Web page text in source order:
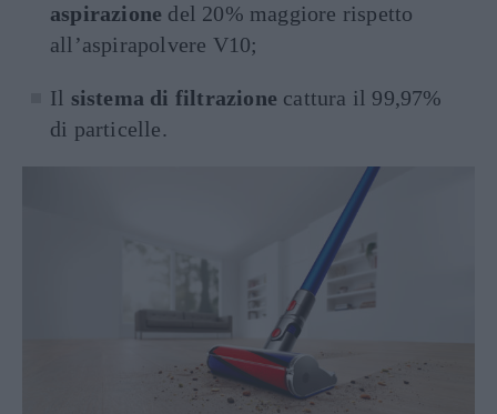
aspirazione del 20% maggiore rispetto
all’aspirapolvere V10;
Il sistema di filtrazione cattura il 99,97%
di particelle.